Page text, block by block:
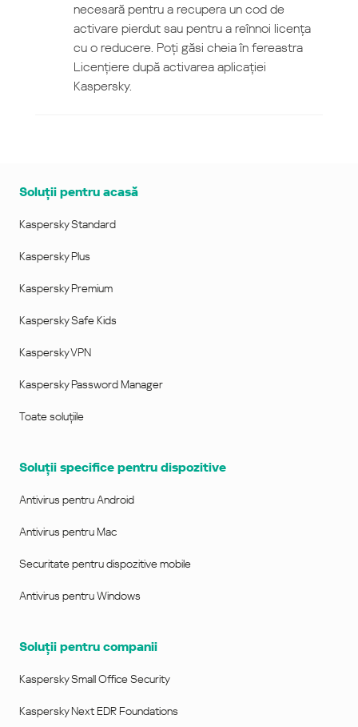
necesară pentru a recupera un cod de
activare pierdut sau pentru a reînnoi licența
cu o reducere. Poți găsi cheia în fereastra
Licențiere după activarea aplicației
Kaspersky.
Soluții pentru acasă
Kaspersky Standard
Kaspersky Plus
Kaspersky Premium
Kaspersky Safe Kids
Kaspersky VPN
Kaspersky Password Manager
Toate soluțiile
Soluții specifice pentru dispozitive
Antivirus pentru Android
Antivirus pentru Mac
Securitate pentru dispozitive mobile
Antivirus pentru Windows
Soluţii pentru companii
Kaspersky Small Office Security
Kaspersky Next EDR Foundations